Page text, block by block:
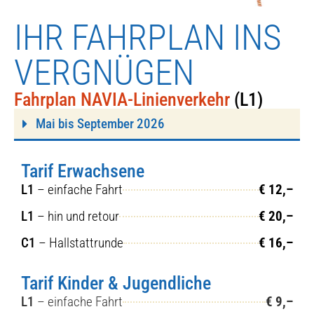
IHR FAHRPLAN INS
VERGNÜGEN
Fahrplan NAVIA-Linienverkehr (L1)
Mai bis Sep­tem­ber 2026
Tarif Erwachsene
L1 – ein­fa­che Fahrt
€ 12,–
L1 – hin und retour
€ 20,–
C1 – Hall­statt­run­de € 16,–
Tarif Kinder & Jugendliche
L1 – ein­fa­che Fahrt
€ 9,–